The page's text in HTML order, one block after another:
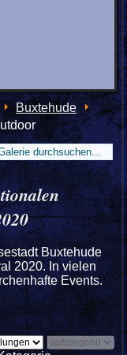
Buxtehude
Buxtehude
2020. In vielen
Events.